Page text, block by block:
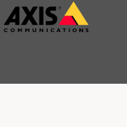
Saltar
al